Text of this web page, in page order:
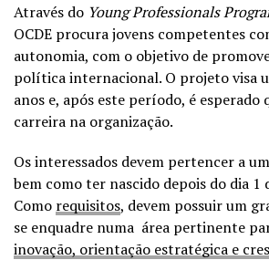
Através do Young Professionals
OCDE procura jovens competentes
autonomia, com o objetivo de
política internacional. O projeto visa
anos e, após este período, é esperado
carreira na organização.
Os interessados devem pertencer a
bem como ter nascido depois do dia 1
Como requisitos, devem possuir um
se enquadre numa área pertinente
inovação, orientação estratégica e